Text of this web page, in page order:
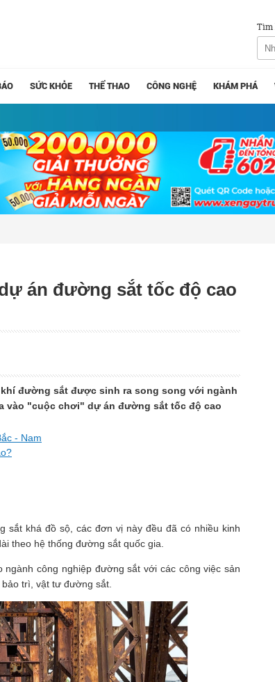
Tìm
SỨC KHỎE THỂ THAO CÔNG NGHỆ KHÁM PHÁ
án đường sắt tốc độ cao
đường sắt được sinh ra song song với ngành
vào "cuộc chơi" dự án đường sắt tốc độ cao
- Nam
sắt khá đồ sộ, các đơn vị này đều đã có nhiều kinh
theo hệ thống đường sắt quốc gia.
công nghiệp đường sắt với các công việc sản
trì, vật tư đường sắt.